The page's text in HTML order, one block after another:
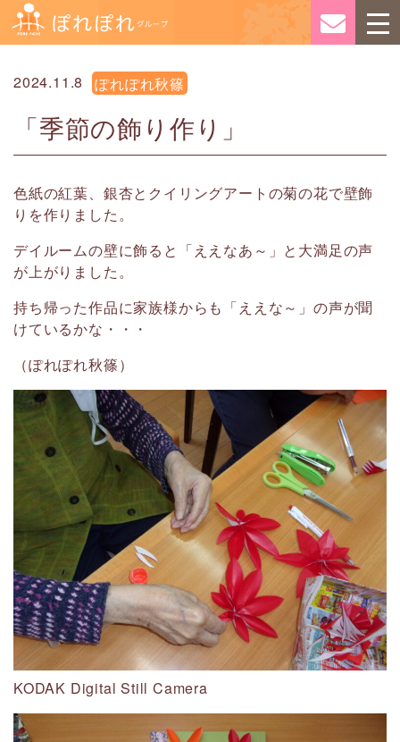
2024.11.8 ぽれぽれ秋篠
「季節の飾り作り」
色紙の紅葉、銀杏とクイリングアートの菊の花で壁飾
りを作りました。
デイルームの壁に飾ると「ええなあ～」と大満足の声
が上がりました。
持ち帰った作品に家族様からも「ええな～」の声が聞
けているかな・・・
（ぽれぽれ秋篠）
KODAK Digital Still Camera